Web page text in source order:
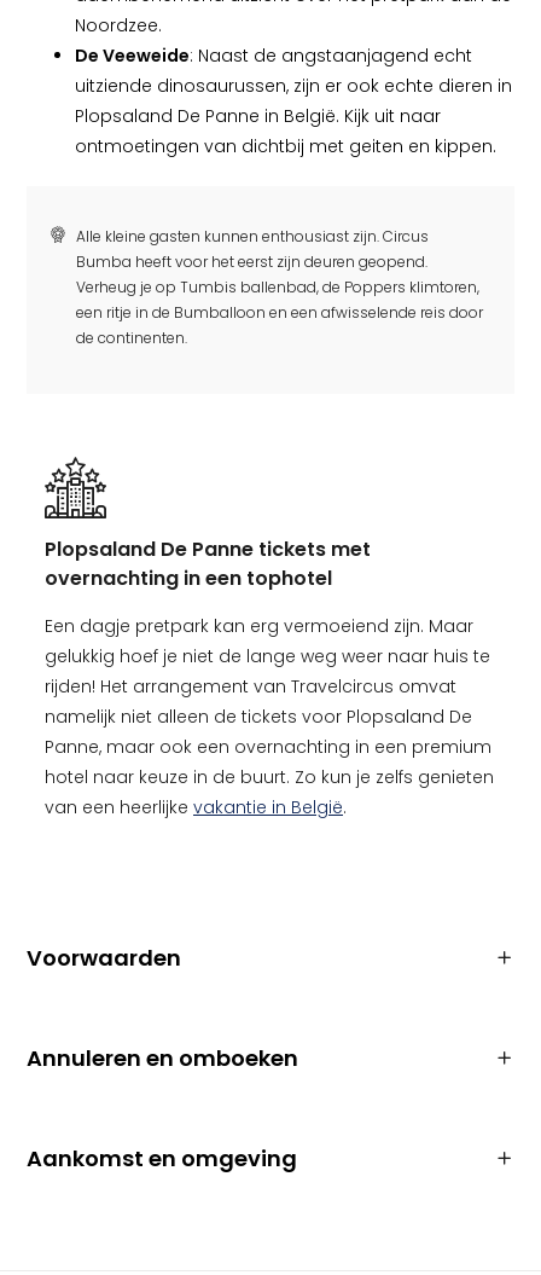
Noordzee.
De Veeweide: Naast de angstaanjagend echt
uitziende dinosaurussen, zijn er ook echte dieren in
Plopsaland De Panne in België. Kijk uit naar
ontmoetingen van dichtbij met geiten en kippen.
Alle kleine gasten kunnen enthousiast zijn. Circus
Bumba heeft voor het eerst zijn deuren geopend.
Verheug je op Tumbis ballenbad, de Poppers klimtoren,
een ritje in de Bumballoon en een afwisselende reis door
de continenten.
Plopsaland De Panne tickets met
overnachting in een tophotel
Een dagje pretpark kan erg vermoeiend zijn. Maar
gelukkig hoef je niet de lange weg weer naar huis te
rijden! Het arrangement van Travelcircus omvat
namelijk niet alleen de tickets voor Plopsaland De
Panne, maar ook een overnachting in een premium
hotel naar keuze in de buurt. Zo kun je zelfs genieten
van een heerlijke vakantie in België.
Voorwaarden
Annuleren en omboeken
Aankomst en omgeving